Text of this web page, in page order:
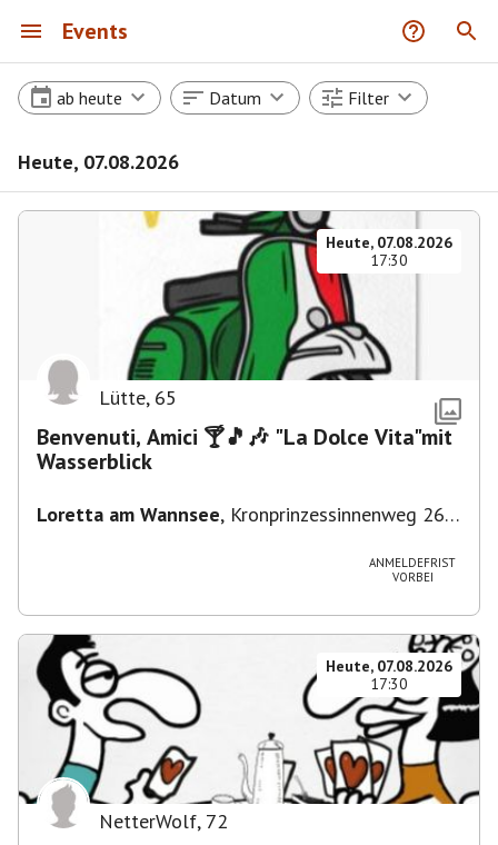
Events
ab heute Datum Filter
Heute, 07.08.2026
Heute, 07.08.2026
17:30
Lütte, 65
Benvenuti, Amici 🍸🎵🎶 "La Dolce Vita"mit
Wasserblick
Loretta am Wannsee, Kronprinzessinnenweg 260,
ANMELDEFRIST
VORBEI
Heute, 07.08.2026
17:30
NetterWolf, 72